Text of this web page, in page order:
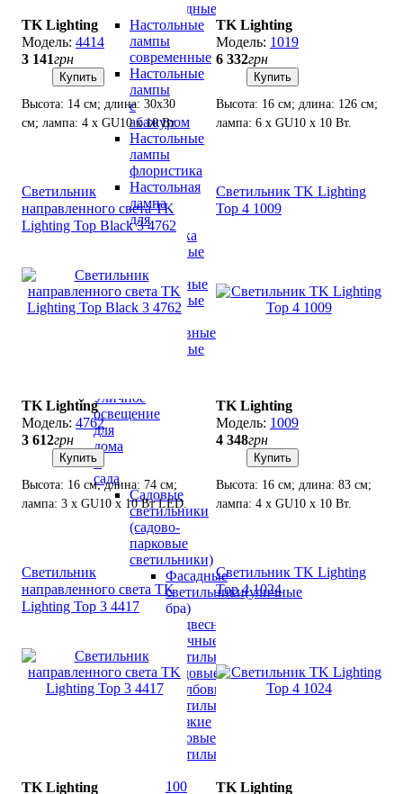
светодиодные
Настольные
лампы
современные
Настольные
лампы
с
абажуром
Настольные
лампы
флористика
Настольная
лампа
для
школьника
Настольные
хрустальные
Настольные
лампы
декоративные
Настольные
Уличное
освещение
для
дома
и
сада
Садовые
светильники
(садово-
парковые
светильники)
Фасадные
светильники(уличные
бра)
Подвесные
уличные
светильники
Садовые
столбовые
светильники
Низкие
садовые
светильники
100
TK Lighting
4414
3 141грн
Купить
Высота: 14 см; длина: 30х30
см; лампа: 4 х GU10 х 10 Вт.
TK Lighting
1019
6 332грн
Купить
Высота: 16 см; длина: 126 см;
лампа: 6 х GU10 х 10 Вт.
Светильник
направленного света TK
Lighting Top Black 3 4762
TK Lighting
4762
3 612грн
Купить
Высота: 16 см; длина: 74 см;
лампа: 3 х GU10 х 10 Вт LED.
Светильник TK Lighting
Top 4 1009
TK Lighting
1009
4 348грн
Купить
Высота: 16 см; длина: 83 см;
лампа: 4 х GU10 х 10 Вт.
Светильник
направленного света TK
Lighting Top 3 4417
TK Lighting
Светильник TK Lighting
Top 4 1024
TK Lighting